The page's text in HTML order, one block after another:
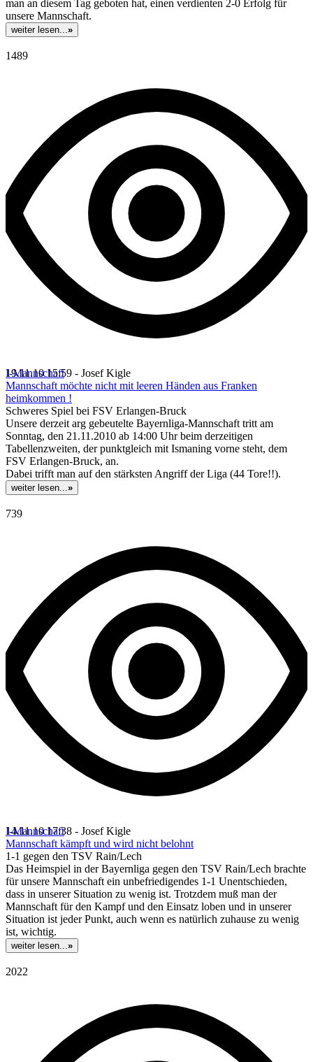
man an diesem Tag geboten hat, einen verdienten 2-0 Erfolg für
unsere Mannschaft.
weiter lesen...»
1489
I-Mannschaft
19.11.10 15:59 - Josef Kigle
Mannschaft möchte nicht mit leeren Händen aus Franken
heimkommen !
Schweres Spiel bei FSV Erlangen-Bruck
Unsere derzeit arg gebeutelte Bayernliga-Mannschaft tritt am
Sonntag, den 21.11.2010 ab 14:00 Uhr beim derzeitigen
Tabellenzweiten, der punktgleich mit Ismaning vorne steht, dem
FSV Erlangen-Bruck, an.
Dabei trifft man auf den stärksten Angriff der Liga (44 Tore!!).
weiter lesen...»
739
I-Mannschaft
14.11.10 17:38 - Josef Kigle
Mannschaft kämpft und wird nicht belohnt
1-1 gegen den TSV Rain/Lech
Das Heimspiel in der Bayernliga gegen den TSV Rain/Lech brachte
für unsere Mannschaft ein unbefriedigendes 1-1 Unentschieden,
dass in unserer Situation zu wenig ist. Trotzdem muß man der
Mannschaft für den Kampf und den Einsatz loben und in unserer
Situation ist jeder Punkt, auch wenn es natürlich zuhause zu wenig
ist, wichtig.
weiter lesen...»
2022